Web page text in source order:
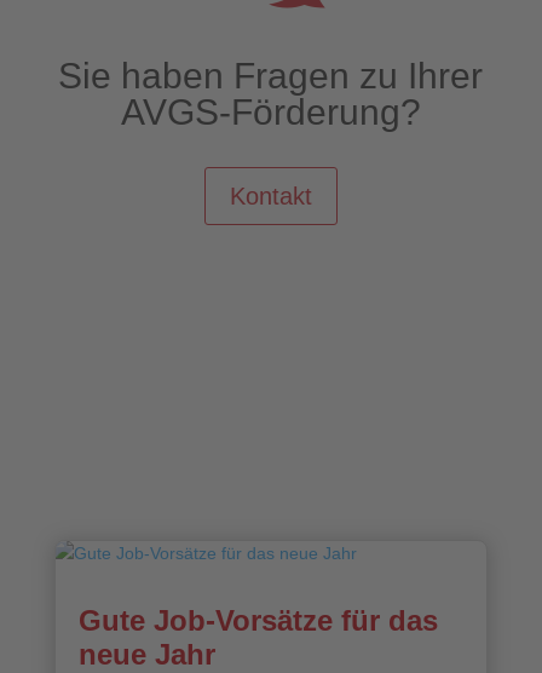
Sie haben Fragen zu Ihrer
AVGS-Förderung?
Kontakt
Gute Job-Vorsätze für das
neue Jahr